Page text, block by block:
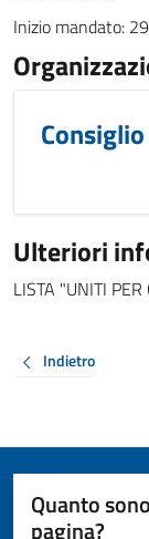
Inizio mandato:
Consiglio
Ulteriori
LISTA "UNITI
Indietro
Quanto
pagina?